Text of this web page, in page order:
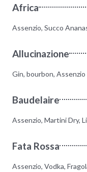
Africa
Assenzio, Succo
Allucinazione
Gin, bourbon, Assenzio
Baudelaire
Assenzio, Martini Dry,
Fata Rossa
Assenzio, Vodka,